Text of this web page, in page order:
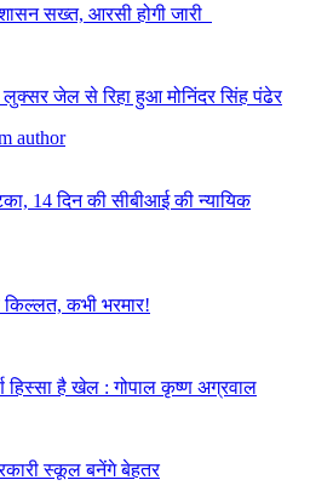
सख्त, आरसी होगी जारी
लुक्सर जेल से रिहा हुआ मोनिंदर सिंह पंढेर
author
14 दिन की सीबीआई की न्यायिक
किल्लत, कभी भरमार!
हिस्सा है खेल : गोपाल कृष्ण अग्रवाल
स्कूल बनेंगे बेहतर